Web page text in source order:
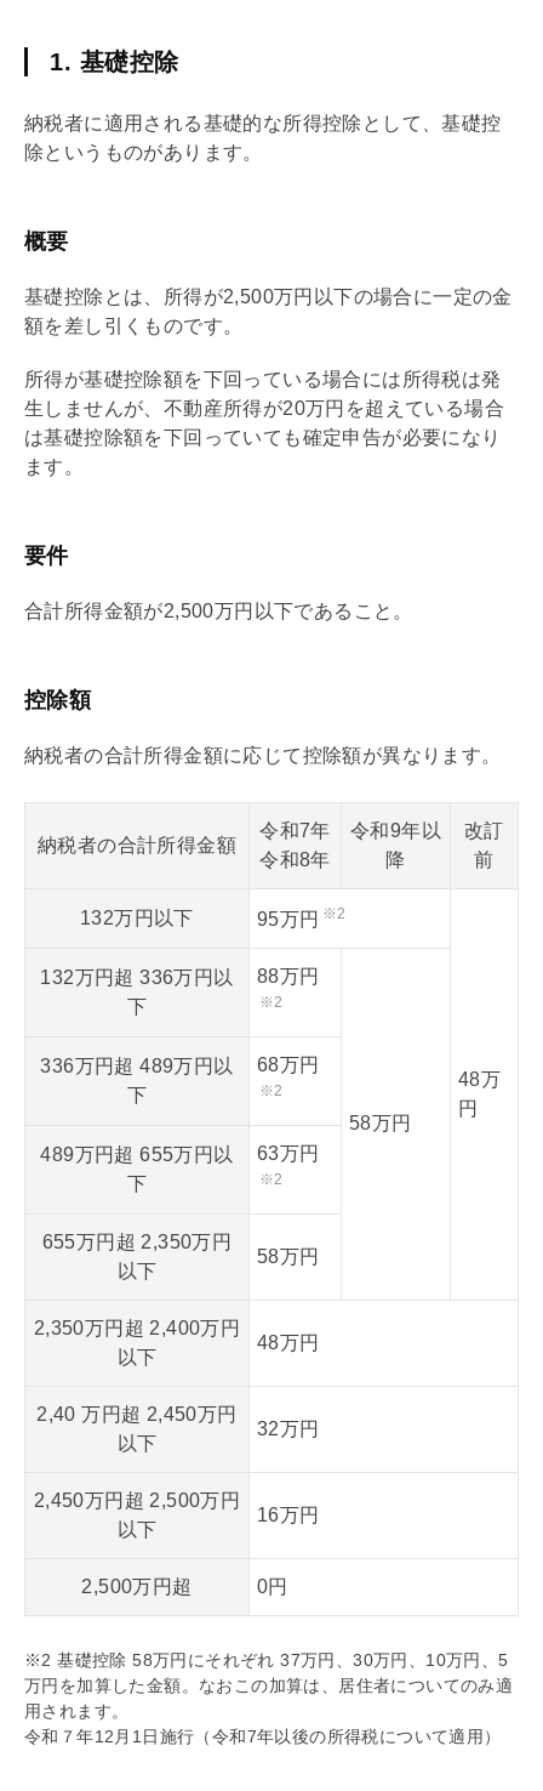
1. 基礎控除
納税者に適用される基礎的な所得控除として、基礎控
除というものがあります。
概要
基礎控除とは、所得が2,500万円以下の場合に一定の金
額を差し引くものです。
所得が基礎控除額を下回っている場合には所得税は発
生しませんが、不動産所得が20万円を超えている場合
は基礎控除額を下回っていても確定申告が必要になり
ます。
要件
合計所得金額が2,500万円以下であること。
控除額
納税者の合計所得金額に応じて控除額が異なります。
納税者の合計所得金額
令和7年
令和8年
令和9年以
降
改訂
前
132万円以下 95万円 ※2
48万
円
132万円超 336万円以
下
88万円
※2
58万円
336万円超 489万円以
下
68万円
※2
489万円超 655万円以
下
63万円
※2
655万円超 2,350万円
以下
58万円
2,350万円超 2,400万円
以下
48万円
2,40 万円超 2,450万円
以下
32万円
2,450万円超 2,500万円
以下
16万円
2,500万円超 0円
※2基礎控除 58万円にそれぞれ 37万円、30万円、10万円、5
万円を加算した金額。なおこの加算は、居住者についてのみ適
用されます。
令和７年12月1日施行（令和7年以後の所得税について適用）